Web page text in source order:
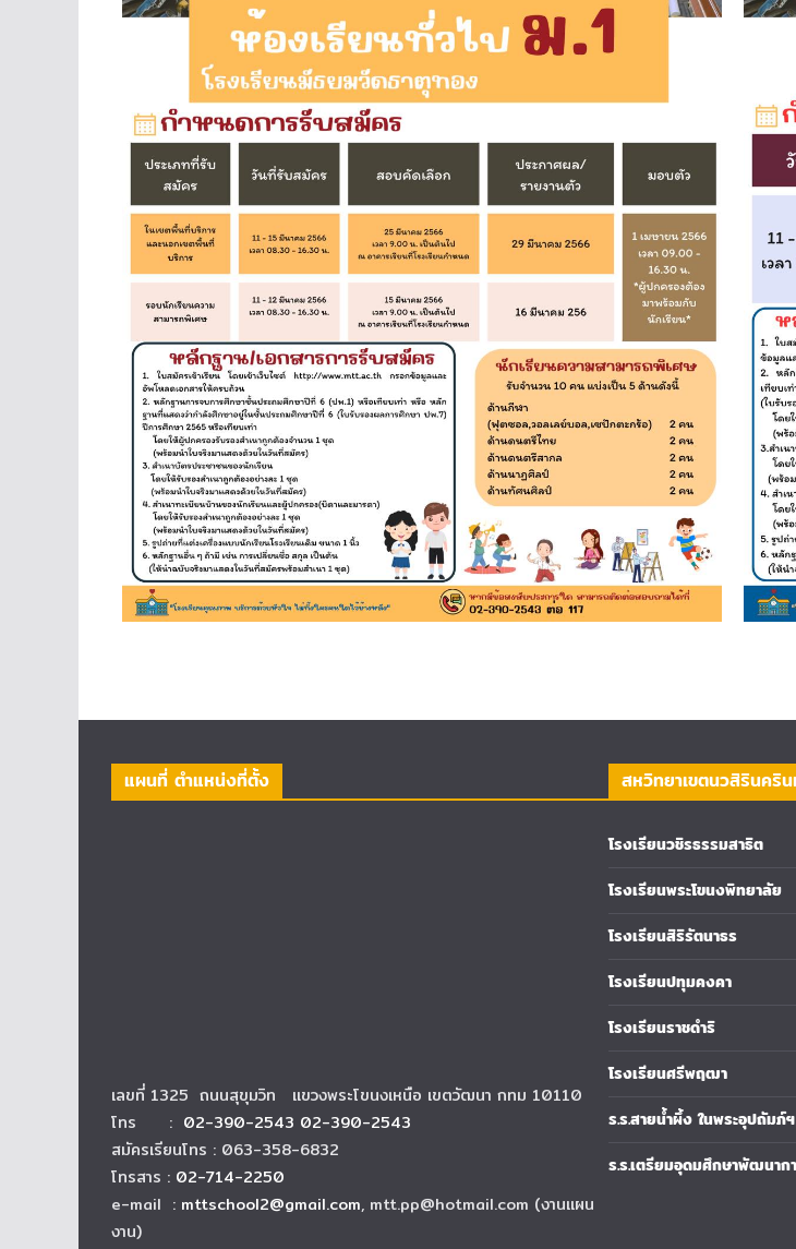
แผนที่ ตำแหน่งที่ตั้ง
เลขที่ 1325 ถนนสุขุมวิท แขวงพระโขนงเหนือ เขตวัฒนา กทม 10110
โทร : 02-390-2543 02-390-2543
สมัครเรียนโทร : 063-358-6832
โทรสาร : 02-714-2250
e-mail : mttschool2@gmail.com, mtt.pp@hotmail.com (งานแผน
งาน)
สหวิทยาเขตนวสิรินคริ
โรงเรียนวชิรธรรมสาธิต
โรงเรียนพระโขนงพิทยาลัย
โรงเรียนสิริรัตนาธร
โรงเรียนปทุมคงคา
โรงเรียนราชดำริ
โรงเรียนศรีพฤฒา
ร.ร.สายน้ำผึ้ง ในพระอุปถัมภ์ฯ
ร.ร.เตรียมอุดมศึกษาพัฒนาก